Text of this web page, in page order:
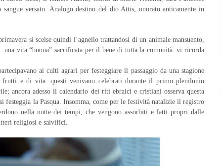
versato. Analogo destino del dio Attis, onorato anticamente in
si scelse quindi l’agnello trattandosi di un animale mansuento,
una vita “buona” sacrificata per il bene di tutta la comunità: vi ricorda
ai culti agrari per festeggiare il passaggio da una stagione
frutti e di vita: questi venivano celebrati durante il primo plenilunio
ancora adesso il calendario dei riti ebraici e cristiani osserva questa
festeggia la Pasqua. Insomma, come per le festività natalizie il registro
nella notte dei tempi, che vengono assorbiti e fatti propri dalle
religiosi e salvifici.